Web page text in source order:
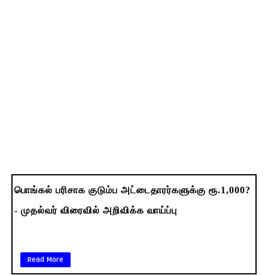
பொங்கல் பரிசாக குடும்ப அட்டைதாரர்களுக்கு ரூ.1,000?
- முதல்வர் விரைவில் அறிவிக்க வாய்ப்பு
Read More